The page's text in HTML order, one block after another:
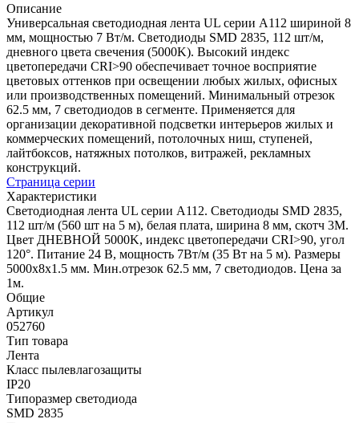
Описание
Универсальная светодиодная лента UL серии A112 шириной 8
мм, мощностью 7 Вт/м. Светодиоды SMD 2835, 112 шт/м,
дневного цвета свечения (5000K). Высокий индекс
цветопередачи CRI>90 обеспечивает точное восприятие
цветовых оттенков при освещении любых жилых, офисных
или производственных помещений. Минимальный отрезок
62.5 мм, 7 светодиодов в сегменте. Применяется для
организации декоративной подсветки интерьеров жилых и
коммерческих помещений, потолочных ниш, ступеней,
лайтбоксов, натяжных потолков, витражей, рекламных
конструкций.
Страница серии
Характеристики
Светодиодная лента UL серии A112. Светодиоды SMD 2835,
112 шт/м (560 шт на 5 м), белая плата, ширина 8 мм, скотч 3M.
Цвет ДНЕВНОЙ 5000K, индекс цветопередачи CRI>90, угол
120°. Питание 24 В, мощность 7Вт/м (35 Вт на 5 м). Размеры
5000x8x1.5 мм. Мин.отрезок 62.5 мм, 7 светодиодов. Цена за
1м.
Общие
Артикул
052760
Тип товара
Лента
Класс пылевлагозащиты
IP20
Типоразмер светодиода
SMD 2835